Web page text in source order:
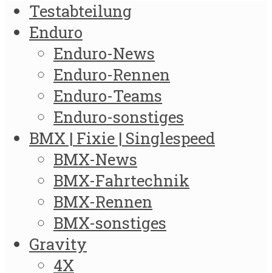
Testabteilung
Enduro
Enduro-News
Enduro-Rennen
Enduro-Teams
Enduro-sonstiges
BMX | Fixie | Singlespeed
BMX-News
BMX-Fahrtechnik
BMX-Rennen
BMX-sonstiges
Gravity
4X